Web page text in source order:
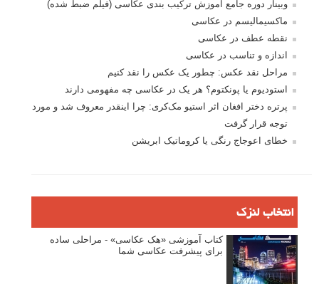
وبینار دوره جامع آموزش ترکیب بندی عکاسی (فیلم ضبط شده)
ماکسیمالیسم در عکاسی
نقطه عطف در عکاسی
اندازه و تناسب در عکاسی
مراحل نقد عکس: چطور یک عکس را نقد کنیم
استودیوم یا پونکتوم؟ هر یک در عکاسی چه مفهومی دارند
پرتره دختر افغان اثر استیو مک‌کری: چرا اینقدر معروف شد و مورد
توجه قرار گرفت
خطای اعوجاج رنگی یا کروماتیک ابریشن
انتخاب لنزک
کتاب آموزشی «هک عکاسی» - مراحلی ساده
برای پیشرفت عکاسی شما